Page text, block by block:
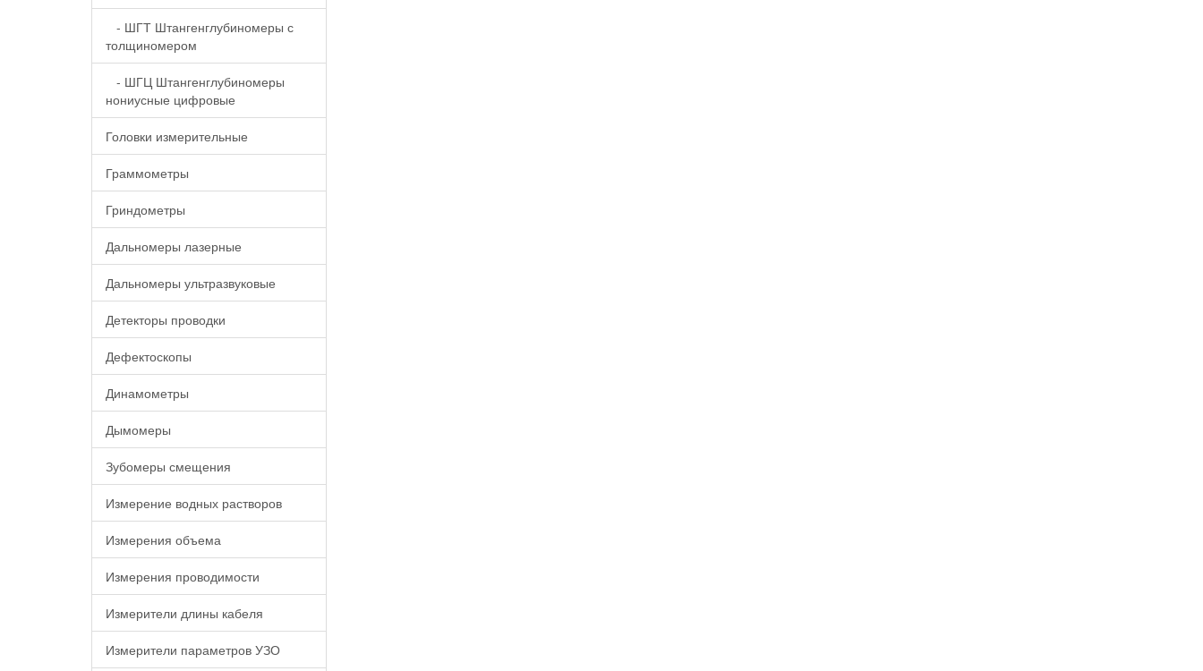
- ШГТ Штангенглубиномеры с
толщиномером
- ШГЦ Штангенглубиномеры
нониусные цифровые
Головки измерительные
Граммометры
Гриндометры
Дальномеры лазерные
Дальномеры ультразвуковые
Детекторы проводки
Дефектоскопы
Динамометры
Дымомеры
Зубомеры смещения
Измерение водных растворов
Измерения объема
Измерения проводимости
Измерители длины кабеля
Измерители параметров УЗО